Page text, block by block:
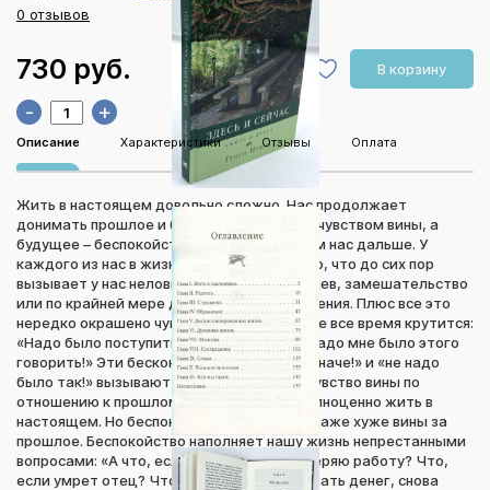
0 отзывов
730 руб. В корзину
- +
Описание Характеристики Отзывы Оплата
Жить в настоящем довольно сложно. Нас продолжает
донимать прошлое и будущее: прошлое – чувством вины, а
будущее – беспокойством о том, что ждем нас дальше. У
каждого из нас в жизни было много такого, что до сих пор
вызывает у нас неловкость, сожаление, гнев, замешательство
или по крайней мере двойственные ощущения. Плюс все это
нередко окрашено чувством вины. В голове все время крутится:
«Надо было поступить совсем не так! Не надо мне было этого
говорить!» Эти бесконечные «надо было иначе!» и «не надо
было так!» вызывают в нас все большее чувство вины по
отношению к прошлому и мешают нам полноценно жить в
настоящем. Но беспокойство о будущем даже хуже вины за
прошлое. Беспокойство наполняет нашу жизнь непрестанными
вопросами: «А что, если… Что, если я потеряю работу? Что,
если умрет отец? Что, если не будет хватать денег, снова